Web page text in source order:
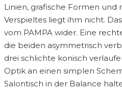
Linien, grafische Formen und
Verspieltes liegt ihm nicht.
vom PAMPA wider. Eine
die beiden asymmetrisch
drei schlichte konisch
Optik an einen simplen
Salontisch in der Balance